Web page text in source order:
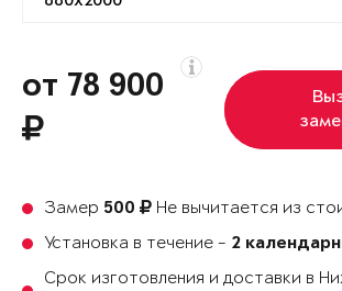
от 78 900
Замер 500
Не вычитается из
Установка в течение - 2
Срок изготовления и доставки в